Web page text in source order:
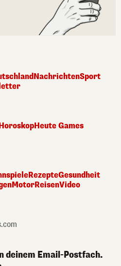
NachrichtenSport
Heute Games
RezepteGesundheit
MotorReisenVideo
deinem Email-Postfach.